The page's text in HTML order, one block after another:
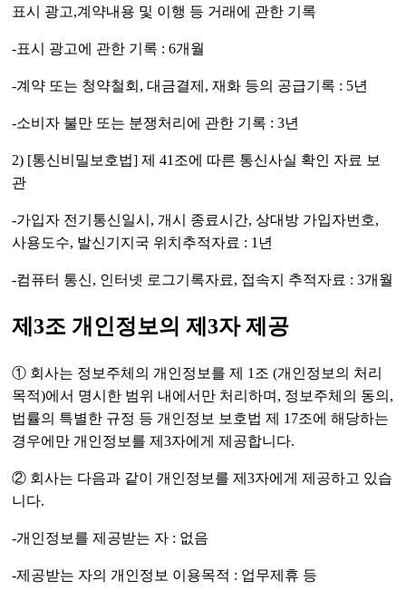
표시 광고,계약내용 및 이행 등 거래에 관한 기록
-표시 광고에 관한 기록 : 6개월
-계약 또는 청약철회, 대금결제, 재화 등의 공급기록 : 5년
-소비자 불만 또는 분쟁처리에 관한 기록 : 3년
2) [통신비밀보호법] 제 41조에 따른 통신사실 확인 자료 보
관
-가입자 전기통신일시, 개시 종료시간, 상대방 가입자번호,
사용도수, 발신기지국 위치추적자료 : 1년
-컴퓨터 통신, 인터넷 로그기록자료, 접속지 추적자료 : 3개월
제3조 개인정보의 제3자 제공
① 회사는 정보주체의 개인정보를 제 1조 (개인정보의 처리
목적)에서 명시한 범위 내에서만 처리하며, 정보주체의 동의,
법률의 특별한 규정 등 개인정보 보호법 제 17조에 해당하는
경우에만 개인정보를 제3자에게 제공합니다.
② 회사는 다음과 같이 개인정보를 제3자에게 제공하고 있습
니다.
-개인정보를 제공받는 자 : 없음
-제공받는 자의 개인정보 이용목적 : 업무제휴 등